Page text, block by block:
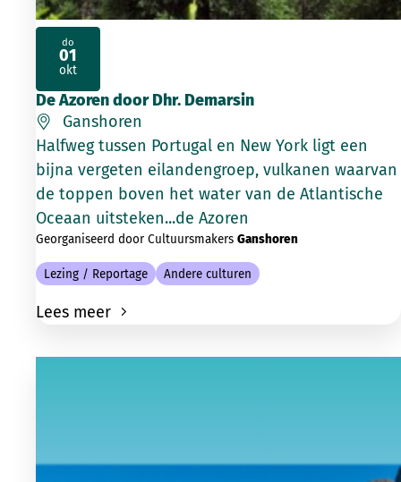
De Azoren door Dhr. Demarsin
Ganshoren
Halfweg tussen Portugal en New York ligt een
bijna vergeten eilandengroep, vulkanen waarvan
de toppen boven het water van de Atlantische
Oceaan uitsteken...de Azoren
Georganiseerd door Cultuursmakers Ganshoren
Lezing / Reportage Andere culturen
Lees meer
do
01
okt
2026